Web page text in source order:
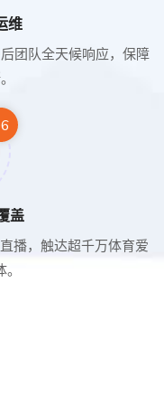
维
团队全天候响应，保障
盖
播，触达超千万体育爱